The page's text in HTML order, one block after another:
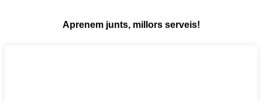
Aprenem junts, millors serveis!